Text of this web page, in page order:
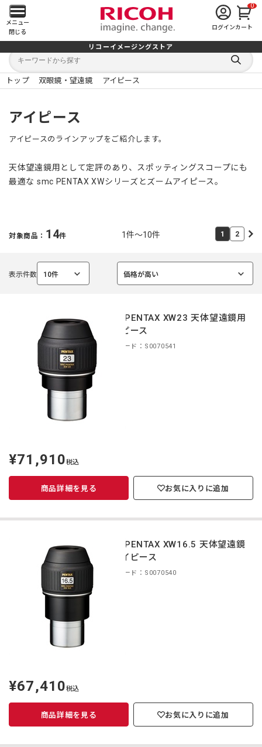
メ
イ
ン
メ
ニ
ュ
ー
を
く
メニュー
閉じる
ログイン
0
カート
リコーイメージングストア
キ
ワ
ー
キ
検
索
る
トップ 双眼鏡・望遠鏡 アイピース
アイピース
アイピースのラインアップをご紹介します。
天体望遠鏡用として定評のあり、スポッティングスコープにも
最適な smc PENTAX XWシリーズとズームアイピース。
対象商品： 14件 1件～10件 1 2
表示件数 10件
選
価格が高い
選
smc PENTAX XW23 天体望遠鏡用
アイピース
商品コード：S0070541
定
価
¥71,910税込
商品詳細を見る お気に入りに追加
smc PENTAX XW16.5 天体望遠鏡
用アイピース
商品コード：S0070540
定
価
¥67,410税込
商品詳細を見る お気に入りに追加